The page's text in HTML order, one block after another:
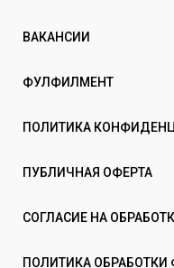
ВАКАНСИИ
ФУЛФИЛМЕНТ
ПОЛИТИКА
ПУБЛИЧНАЯ ОФЕРТА
СОГЛАСИЕ НА
ПОЛИТИКА ОБРАБОТКИ